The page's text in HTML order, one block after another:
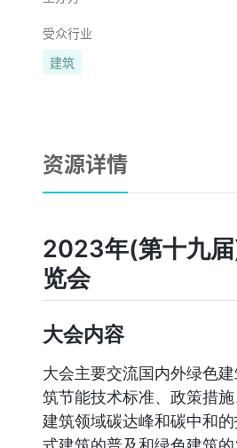
受众行业
建筑
资源详情
2023年(第十九
览会
大会内容
大会主要交流国内外绿色
筑节能技术标准、政策措
建筑领域碳达峰和碳中和